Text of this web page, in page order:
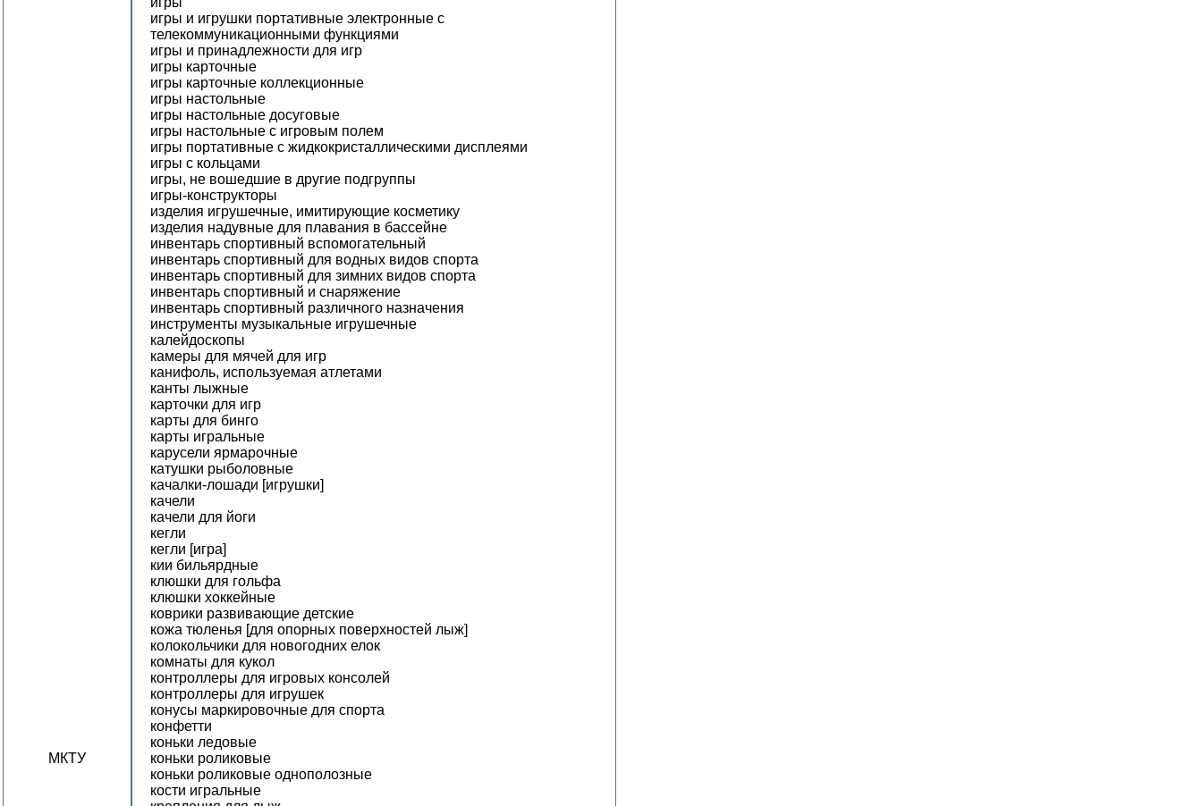
МКТУ
игры и игрушки портативные электронные с
телекоммуникационными функциями
игры и принадлежности для игр
игры карточные
игры карточные коллекционные
игры настольные
игры настольные досуговые
игры настольные с игровым полем
игры портативные с жидкокристаллическими дисплеями
игры с кольцами
игры, не вошедшие в другие подгруппы
игры-конструкторы
изделия игрушечные, имитирующие косметику
изделия надувные для плавания в бассейне
инвентарь спортивный вспомогательный
инвентарь спортивный для водных видов спорта
инвентарь спортивный для зимних видов спорта
инвентарь спортивный и снаряжение
инвентарь спортивный различного назначения
инструменты музыкальные игрушечные
калейдоскопы
камеры для мячей для игр
канифоль, используемая атлетами
канты лыжные
карточки для игр
карты для бинго
карты игральные
карусели ярмарочные
катушки рыболовные
качалки-лошади [игрушки]
качели
качели для йоги
кегли
кегли [игра]
кии бильярдные
клюшки для гольфа
клюшки хоккейные
коврики развивающие детские
кожа тюленья [для опорных поверхностей лыж]
колокольчики для новогодних елок
комнаты для кукол
контроллеры для игровых консолей
контроллеры для игрушек
конусы маркировочные для спорта
конфетти
коньки ледовые
коньки роликовые
коньки роликовые однополозные
кости игральные